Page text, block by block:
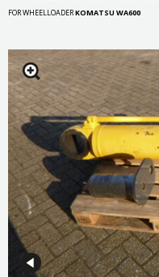
FOR WHEELLOADERKOMATSU WA600